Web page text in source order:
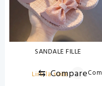
SANDALE FILLE
Lire la suite
⇆ Compare